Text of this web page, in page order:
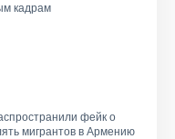
кадрам
фейк о
мигрантов в Армению